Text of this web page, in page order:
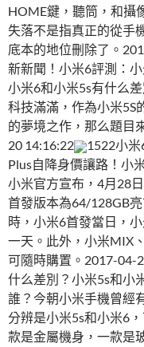
HOME鍵，聽筒，和攝
失落不是指真正的從手
底本的地位刪除了。
新新聞！小米6評測：
小米6和小米5s有什么
科技滿滿，作為小米5S
的夢境之作，那么題目
20 14:16:22
1522小
Plus自降身價讓路！小
小米官方宣布，4月28
首發版本為64/128GB
時，小米6首發當日，
一天。此外，小米MIX
可隨時購置。2017-04-
什么差別？小米5s和小
誰？今朝小米手機曾經
分辨是小米5s和小米6
款是金屬機身，一款是